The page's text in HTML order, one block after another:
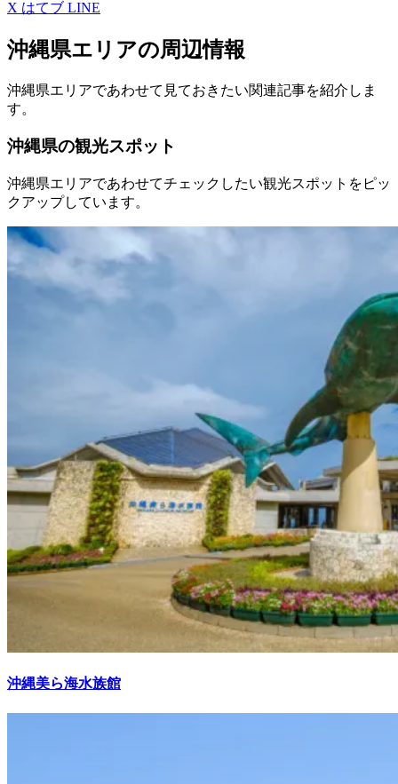
X はてブ LINE
沖縄県エリアの周辺情報
沖縄県エリアであわせて見ておきたい関連記事を紹介しま
す。
沖縄県の観光スポット
沖縄県エリアであわせてチェックしたい観光スポットをピッ
クアップしています。
沖縄美ら海水族館